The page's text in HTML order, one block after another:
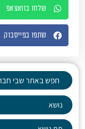
שלחו בוואצאפ
שתפו בפייסבוק